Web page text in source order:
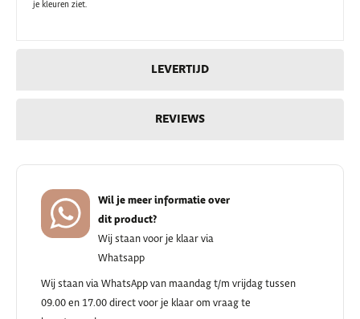
LEVERTIJD
REVIEWS
je kleuren ziet.
Wil je meer informatie over
dit product?
Wij staan voor je klaar via
Whatsapp
Wij staan via WhatsApp van maandag t/m vrijdag tussen
09.00 en 17.00 direct voor je klaar om vraag te